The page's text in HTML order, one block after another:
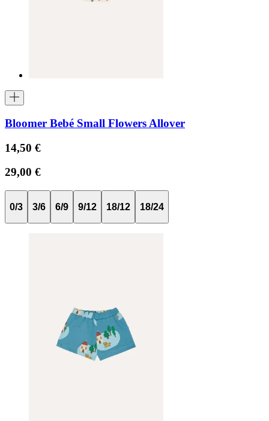
Bloomer Bebé Small Flowers Allover
14,50 €
29,00 €
0/3 3/6 6/9 9/12 18/12 18/24